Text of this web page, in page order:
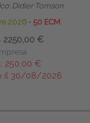
Didier Tomson
2026 ∙ 50 ECM
2250,00 €
250,00 €
il 30/08/2026